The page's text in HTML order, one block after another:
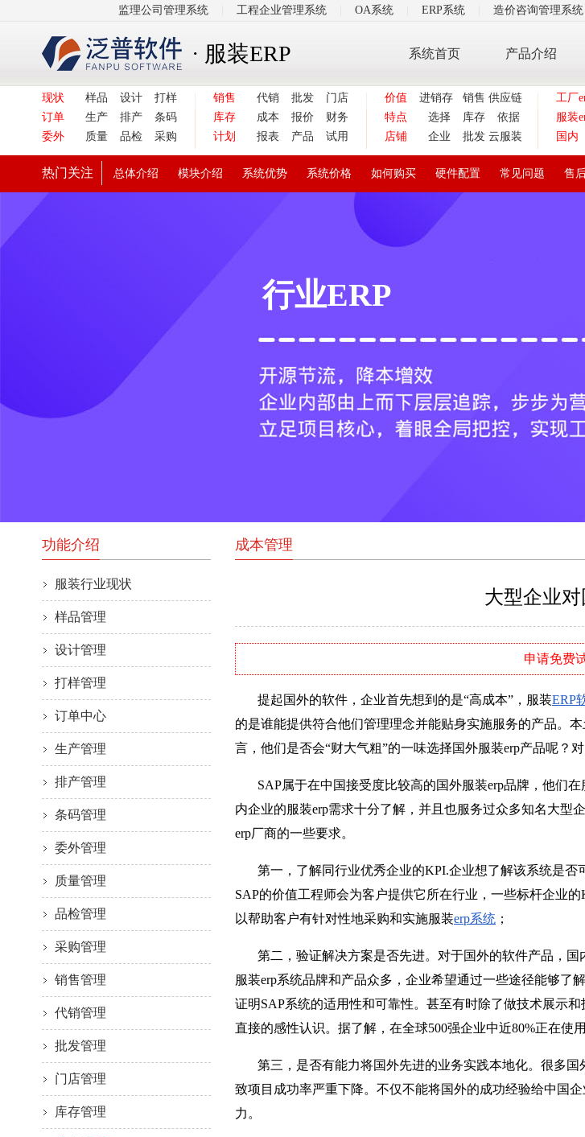
监理公司管理系统 工程企业管理系统 OA系统 ERP系统 造价咨询管理系统
· 服装ERP 系统首页 产品介绍
现状 样品 设计
打样
订单
生产 排产
条码
委外
质量 品检 采购
销售 代销 批发
门店
库存
成本 报价
财务
计划
报表 产品 试用
价值 进销存 销售 供应链
特点
选择 库存
依据
店铺
企业 批发 云服装
工厂
服装
国内
热门关注 总体介绍 模块介绍 系统优势 系统价格 如何购买 硬件配置 常见问题 售
行业ERP
成本管理
大型企业
申请免费
提起国外的软件，企业首先想到的是“高成本”，服装ERP
的是谁能提供符合他们管理理念并能贴身实施服务的产品。
言，他们是否会“财大气粗”的一味选择国外服装erp产品呢？
SAP属于在中国接受度比较高的国外服装erp品牌，他们在
内企业的服装erp需求十分了解，并且也服务过众多知名大型
erp厂商的一些要求。
第一，了解同行业优秀企业的KPI.企业想了解该系统是否
SAP的价值工程师会为客户提供它所在行业，一些标杆企业
以帮助客户有针对性地采购和实施服装erp系统 ；
第二，验证解决方案是否先进。对于国外的软件产品，国
服装erp系统品牌和产品众多，企业希望通过一些途径能够
证明SAP系统的适用性和可靠性。甚至有时除了做技术展示
直接的感性认识。据了解，在全球500强企业中近80%正在使
第三，是否有能力将国外先进的业务实践本地化。很多国
致项目成功率严重下降。不仅不能将国外的成功经验给中国
力。
功能介绍
服装行业现状
样品管理
设计管理
打样管理
订单中心
生产管理
排产管理
条码管理
委外管理
质量管理
品检管理
采购管理
销售管理
代销管理
批发管理
门店管理
库存管理